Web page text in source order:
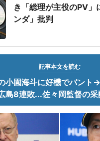
き「総理が主役のPV」
ンダ」批判
記事本文を読む
小園海斗に好機でバント
島8連敗...佐々岡監督の